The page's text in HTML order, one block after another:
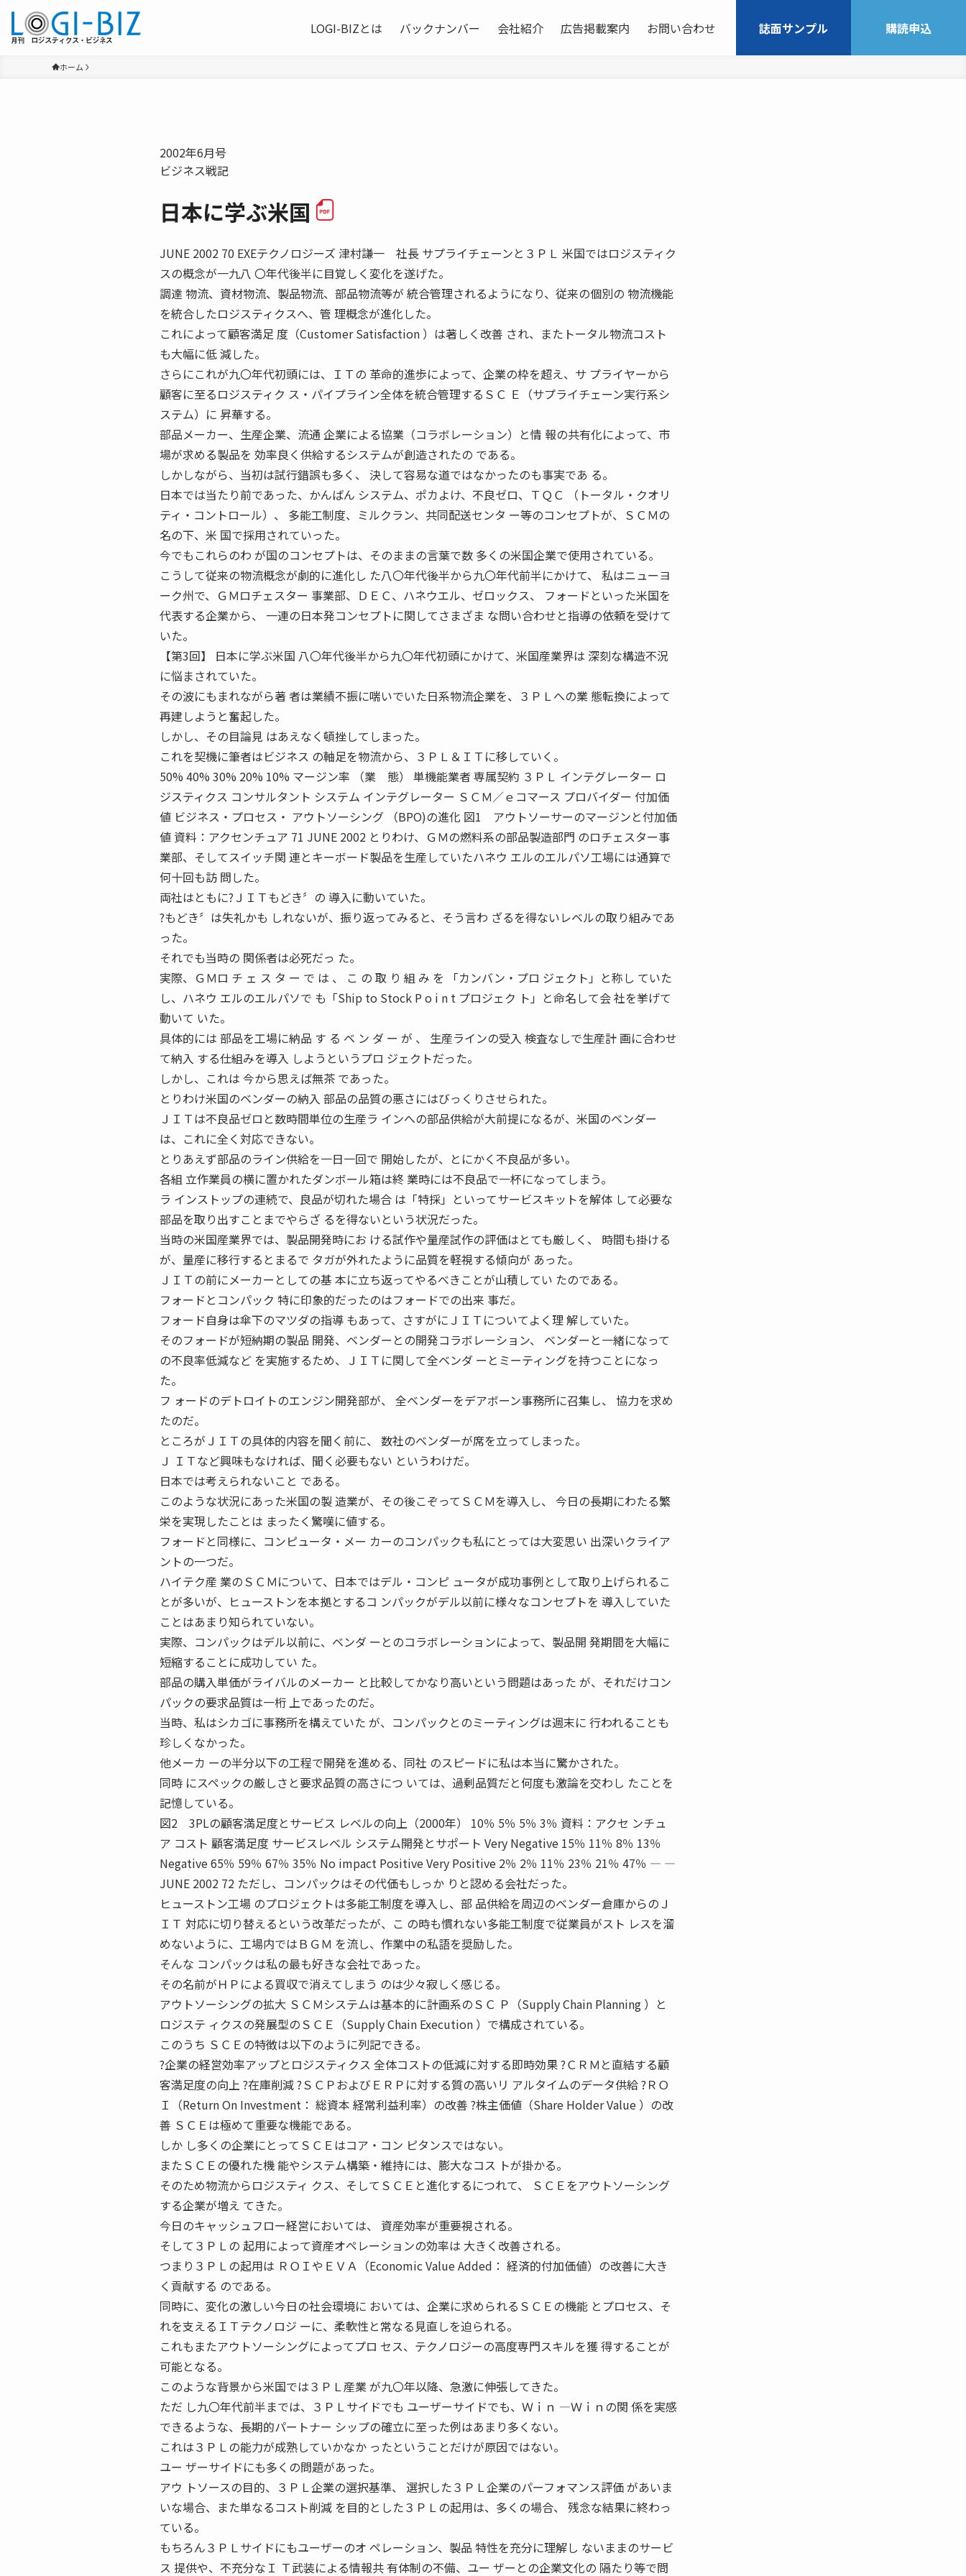
LOGI-BIZとは バックナンバー 会社紹介 広告掲載案内 お問い合わせ 誌面サンプル 購読申込
ホーム
2002年6月号
ビジネス戦記
日本に学ぶ米国
JUNE 2002 70 EXEテクノロジーズ 津村謙一 社長 サプライチェーンと３ＰＬ 米国ではロジスティク
スの概念が一九八 〇年代後半に目覚しく変化を遂げた。
調達 物流、資材物流、製品物流、部品物流等が 統合管理されるようになり、従来の個別の 物流機能
を統合したロジスティクスへ、管 理概念が進化した。
これによって顧客満足 度（Customer Satisfaction ）は著しく改善 され、またトータル物流コスト
も大幅に低 減した。
さらにこれが九〇年代初頭には、ＩＴの 革命的進歩によって、企業の枠を超え、サ プライヤーから
顧客に至るロジスティク ス・パイプライン全体を統合管理するＳＣ Ｅ（サプライチェーン実行系シ
ステム）に 昇華する。
部品メーカー、生産企業、流通 企業による協業（コラボレーション）と情 報の共有化によって、市
場が求める製品を 効率良く供給するシステムが創造されたの である。
しかしながら、当初は試行錯誤も多く、 決して容易な道ではなかったのも事実であ る。
日本では当たり前であった、かんばん システム、ポカよけ、不良ゼロ、ＴＱＣ （トータル・クオリ
ティ・コントロール）、 多能工制度、ミルクラン、共同配送センタ ー等のコンセプトが、ＳＣＭの
名の下、米 国で採用されていった。
今でもこれらのわ が国のコンセプトは、そのままの言葉で数 多くの米国企業で使用されている。
こうして従来の物流概念が劇的に進化し た八〇年代後半から九〇年代前半にかけて、 私はニューヨ
ーク州で、ＧＭロチェスター 事業部、ＤＥＣ、ハネウエル、ゼロックス、 フォードといった米国を
代表する企業から、 一連の日本発コンセプトに関してさまざま な問い合わせと指導の依頼を受けて
いた。
【第3回】 日本に学ぶ米国 八〇年代後半から九〇年代初頭にかけて、米国産業界は 深刻な構造不況
に悩まされていた。
その波にもまれながら著 者は業績不振に喘いでいた日系物流企業を、３ＰＬへの業 態転換によって
再建しようと奮起した。
しかし、その目論見 はあえなく頓挫してしまった。
これを契機に筆者はビジネス の軸足を物流から、３ＰＬ＆ＩＴに移していく。
50% 40% 30% 20% 10% マージン率 （業 態） 単機能業者 専属契約 ３ＰＬ インテグレーター ロ
ジスティクス コンサルタント システム インテグレーター ＳＣＭ／ｅコマース プロバイダー 付加価
値 ビジネス・プロセス・ アウトソーシング （BPO)の進化 図1 アウトソーサーのマージンと付加価
値 資料：アクセンチュア 71 JUNE 2002 とりわけ、ＧＭの燃料系の部品製造部門 のロチェスター事
業部、そしてスイッチ関 連とキーボード製品を生産していたハネウ エルのエルパソ工場には通算で
何十回も訪 問した。
両社はともに?ＪＩＴもどき〞の 導入に動いていた。
?もどき〞は失礼かも しれないが、振り返ってみると、そう言わ ざるを得ないレベルの取り組みであ
った。
それでも当時の 関係者は必死だっ た。
実際、ＧＭロ チ ェ ス タ ー で は 、 こ の 取 り 組 み を 「カンバン・プロ ジェクト」と称し ていた
し、ハネウ エルのエルパソで も「Ship to Stock P o i n t プロジェク ト」と命名して会 社を挙げて
動いて いた。
具体的には 部品を工場に納品 す る ベ ン ダ ー が 、 生産ラインの受入 検査なしで生産計 画に合わせ
て納入 する仕組みを導入 しようというプロ ジェクトだった。
しかし、これは 今から思えば無茶 であった。
とりわけ米国のベンダーの納入 部品の品質の悪さにはびっくりさせられた。
ＪＩＴは不良品ゼロと数時間単位の生産ラ インへの部品供給が大前提になるが、米国のベンダー
は、これに全く対応できない。
とりあえず部品のライン供給を一日一回で 開始したが、とにかく不良品が多い。
各組 立作業員の横に置かれたダンボール箱は終 業時には不良品で一杯になってしまう。
ラ インストップの連続で、良品が切れた場合 は「特採」といってサービスキットを解体 して必要な
部品を取り出すことまでやらざ るを得ないという状況だった。
当時の米国産業界では、製品開発時にお ける試作や量産試作の評価はとても厳しく、 時間も掛ける
が、量産に移行するとまるで タガが外れたように品質を軽視する傾向が あった。
ＪＩＴの前にメーカーとしての基 本に立ち返ってやるべきことが山積してい たのである。
フォードとコンパック 特に印象的だったのはフォードでの出来 事だ。
フォード自身は傘下のマツダの指導 もあって、さすがにＪＩＴについてよく理 解していた。
そのフォードが短納期の製品 開発、ベンダーとの開発コラボレーション、 ベンダーと一緒になって
の不良率低減など を実施するため、ＪＩＴに関して全ベンダ ーとミーティングを持つことになっ
た。
フ ォードのデトロイトのエンジン開発部が、 全ベンダーをデアボーン事務所に召集し、 協力を求め
たのだ。
ところがＪＩＴの具体的内容を聞く前に、 数社のベンダーが席を立ってしまった。
Ｊ ＩＴなど興味もなければ、聞く必要もない というわけだ。
日本では考えられないこと である。
このような状況にあった米国の製 造業が、その後こぞってＳＣＭを導入し、 今日の長期にわたる繁
栄を実現したことは まったく驚嘆に値する。
フォードと同様に、コンピュータ・メー カーのコンパックも私にとっては大変思い 出深いクライア
ントの一つだ。
ハイテク産 業のＳＣＭについて、日本ではデル・コンピ ュータが成功事例として取り上げられるこ
とが多いが、ヒューストンを本拠とするコ ンパックがデル以前に様々なコンセプトを 導入していた
ことはあまり知られていない。
実際、コンパックはデル以前に、ベンダ ーとのコラボレーションによって、製品開 発期間を大幅に
短縮することに成功してい た。
部品の購入単価がライバルのメーカー と比較してかなり高いという問題はあった が、それだけコン
パックの要求品質は一桁 上であったのだ。
当時、私はシカゴに事務所を構えていた が、コンパックとのミーティングは週末に 行われることも
珍しくなかった。
他メーカ ーの半分以下の工程で開発を進める、同社 のスピードに私は本当に驚かされた。
同時 にスペックの厳しさと要求品質の高さにつ いては、過剰品質だと何度も激論を交わし たことを
記憶している。
図2 3PLの顧客満足度とサービス レベルの向上（2000年） 10％ 5％ 5％ 3％ 資料：アクセ ンチュ
ア コスト 顧客満足度 サービスレベル システム開発とサポート Very Negative 15％ 11％ 8％ 13％
Negative 65％ 59％ 67％ 35％ No impact Positive Very Positive 2％ 2％ 11％ 23％ 21％ 47％ ― ―
JUNE 2002 72 ただし、コンパックはその代価もしっか りと認める会社だった。
ヒューストン工場 のプロジェクトは多能工制度を導入し、部 品供給を周辺のベンダー倉庫からのＪ
ＩＴ 対応に切り替えるという改革だったが、こ の時も慣れない多能工制度で従業員がスト レスを溜
めないように、工場内ではＢＧＭ を流し、作業中の私語を奨励した。
そんな コンパックは私の最も好きな会社であった。
その名前がＨＰによる買収で消えてしまう のは少々寂しく感じる。
アウトソーシングの拡大 ＳＣＭシステムは基本的に計画系のＳＣ Ｐ（Supply Chain Planning ）と
ロジステ ィクスの発展型のＳＣＥ（Supply Chain Execution ）で構成されている。
このうち ＳＣＥの特徴は以下のように列記できる。
?企業の経営効率アップとロジスティクス 全体コストの低減に対する即時効果 ?ＣＲＭと直結する顧
客満足度の向上 ?在庫削減 ?ＳＣＰおよびＥＲＰに対する質の高いリ アルタイムのデータ供給 ?ＲＯ
Ｉ（Return On Investment： 総資本 経常利益利率）の改善 ?株主価値（Share Holder Value ）の改
善 ＳＣＥは極めて重要な機能である。
しか し多くの企業にとってＳＣＥはコア・コン ピタンスではない。
またＳＣＥの優れた機 能やシステム構築・維持には、膨大なコス トが掛かる。
そのため物流からロジスティ クス、そしてＳＣＥと進化するにつれて、 ＳＣＥをアウトソーシング
する企業が増え てきた。
今日のキャッシュフロー経営においては、 資産効率が重要視される。
そして３ＰＬの 起用によって資産オペレーションの効率は 大きく改善される。
つまり３ＰＬの起用は ＲＯＩやＥＶＡ（Economic Value Added： 経済的付加価値）の改善に大き
く貢献する のである。
同時に、変化の激しい今日の社会環境に おいては、企業に求められるＳＣＥの機能 とプロセス、そ
れを支えるＩＴテクノロジ ーに、柔軟性と常なる見直しを迫られる。
これもまたアウトソーシングによってプロ セス、テクノロジーの高度専門スキルを獲 得することが
可能となる。
このような背景から米国では３ＰＬ産業 が九〇年以降、急激に伸張してきた。
ただ し九〇年代前半までは、３ＰＬサイドでも ユーザーサイドでも、Ｗｉｎ ―Ｗｉｎの関 係を実感
できるような、長期的パートナー シップの確立に至った例はあまり多くない。
これは３ＰＬの能力が成熟していかなか ったということだけが原因ではない。
ユー ザーサイドにも多くの問題があった。
アウ トソースの目的、３ＰＬ企業の選択基準、 選択した３ＰＬ企業のパーフォマンス評価 があいま
いな場合、また単なるコスト削減 を目的とした３ＰＬの起用は、多くの場合、 残念な結果に終わっ
ている。
もちろん３ＰＬサイドにもユーザーのオ ペレーション、製品 特性を充分に理解し ないままのサービ
ス 提供や、不充分なＩ Ｔ武装による情報共 有体制の不備、ユー ザーとの企業文化の 隔たり等で問